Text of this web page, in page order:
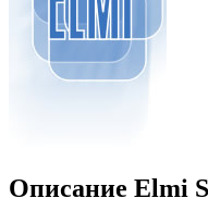
Описание Elmi